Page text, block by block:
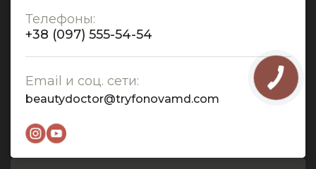
Телефоны:
+38 (097) 555-54-54
Email и соц. сети:
beautydoctor@tryfonovamd.com